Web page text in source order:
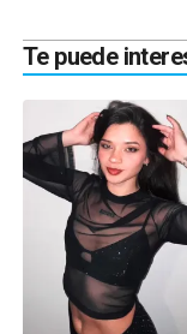
Te puede